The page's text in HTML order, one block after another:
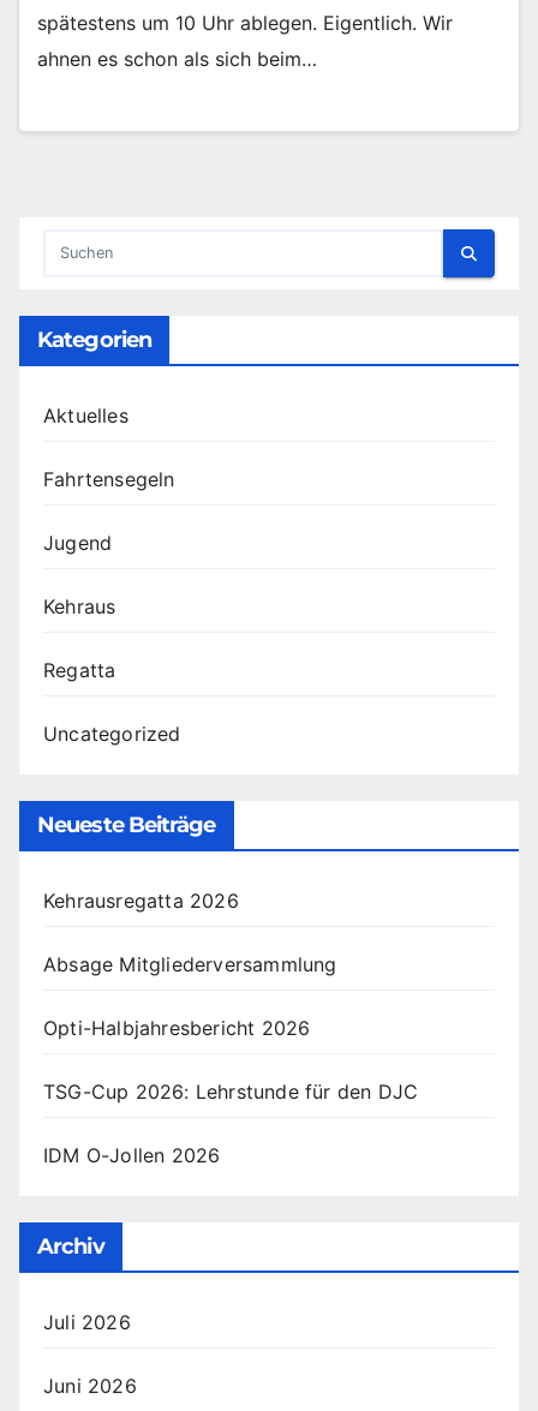
spätestens um 10 Uhr ablegen. Eigentlich. Wir
ahnen es schon als sich beim…
Kategorien
Aktuelles
Fahrtensegeln
Jugend
Kehraus
Regatta
Uncategorized
Neueste Beiträge
Kehrausregatta 2026
Absage Mitgliederversammlung
Opti-Halbjahresbericht 2026
TSG-Cup 2026: Lehrstunde für den DJC
IDM O-Jollen 2026
Archiv
Juli 2026
Juni 2026